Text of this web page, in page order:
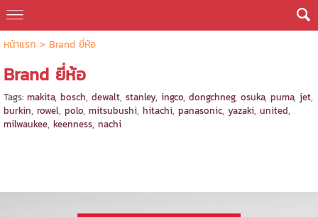
หน้าแรก > Brand ยี่ห้อ
Brand ยี่ห้อ
Tags: makita, bosch, dewalt, stanley, ingco, dongchneg, osuka, puma, jet,
burkin, rowel, polo, mitsubushi, hitachi, panasonic, yazaki, united,
milwaukee, keenness, nachi